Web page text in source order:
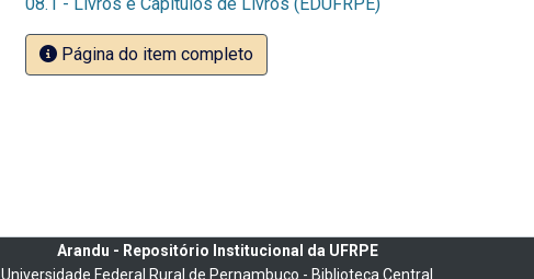
Página do item completo
Arandu - Repositório Institucional da UFRPE
Universidade Federal Rural de Pernambuco - Biblioteca Central